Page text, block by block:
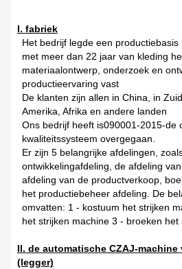
I. fabriek
Het bedrijf legde een
met meer dan 22 jaar van kleding
materiaalontwerp, onderzoek en
productieervaring vast
De klanten zijn allen in China, in
Amerika, Afrika en andere landen
Ons bedrijf heeft is090001-2015-de
kwaliteitssysteem overgegaan.
Er zijn 5 belangrijke afdelingen,
ontwikkelingafdeling, de afdeling
afdeling van de productverkoop,
het productiebeheer afdeling. De
omvatten: 1 - kostuum het strijken
het strijken machine 3 - broeken het
II. de automatische CZAJ-machine
(legger)